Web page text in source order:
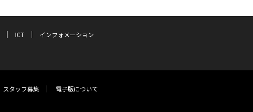
ICT
インフォメーション
スタッフ募集 電子版について